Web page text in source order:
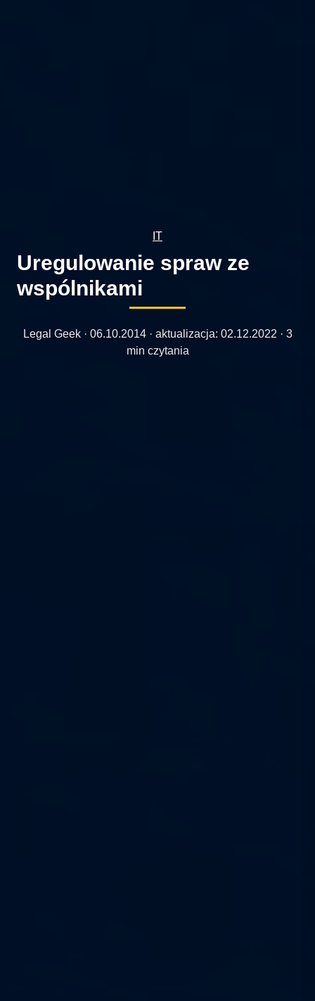
IT
Uregulowanie spraw ze
wspólnikami
Legal Geek · 06.10.2014· aktualizacja: 02.12.2022 · 3
min czytania